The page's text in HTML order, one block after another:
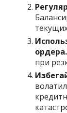
ордера.
при